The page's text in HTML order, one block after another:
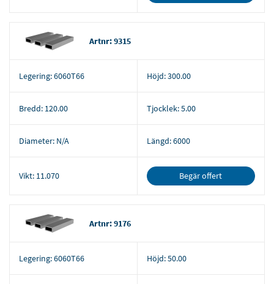
Artnr: 9315
Legering:6060T66 Höjd:300.00
Bredd: 120.00 Tjocklek:5.00
Diameter: N/A Längd:6000
Vikt: 11.070 Begär offert
Artnr: 9176
Legering:6060T66 Höjd:50.00